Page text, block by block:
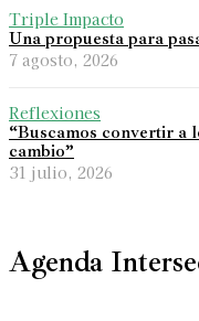
Triple Impacto
Una propuesta para
7 agosto, 2026
Reflexiones
“Buscamos convertir a
cambio”
31 julio, 2026
Agenda